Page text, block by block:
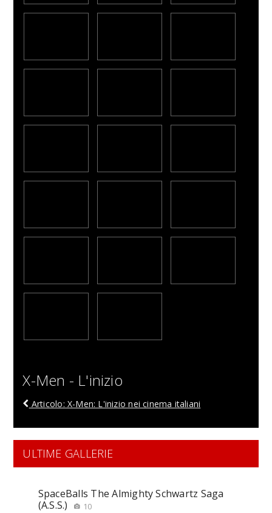
X-Men - L'inizio
Articolo: X-Men: L'inizio nei cinema italiani
ULTIME GALLERIE
SpaceBalls The Almighty Schwartz Saga
(A.S.S.)
10